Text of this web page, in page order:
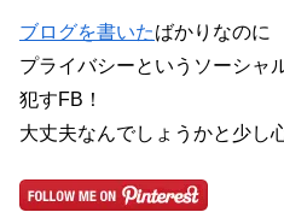
ブログを書いたばかりなのに
プライバシーというソーシャ
犯すFB！
大丈夫なんでしょうかと少し